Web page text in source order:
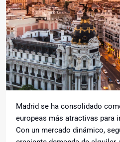
Madrid se ha consolidado
europeas más atractivas para
Con un mercado dinámico,